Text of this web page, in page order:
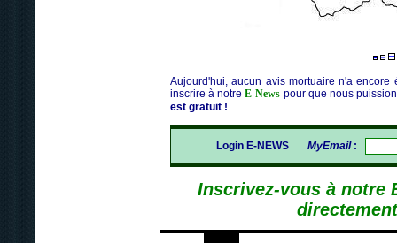
Aujourd'hui, aucun avis mortuaire n'a
inscrire à notreE-News pour que nous
est gratuit !
Login E-NEWS MyEmail:
Inscrivez-vous à notre